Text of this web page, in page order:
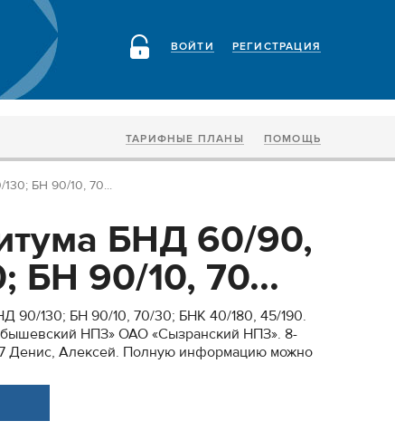
РЕГИСТРАЦИЯ
ВОЙТИ
ТАРИФНЫЕ ПЛАНЫ ПОМОЩЬ
БН 90/10, 70...
БНД 60/90,
БН 90/10, 70...
90/130; БН 90/10, 70/30; БНК 40/180, 45/190.
НПЗ» ОАО «Сызранский НПЗ». 8-
Денис, Алексей. Полную информацию можно